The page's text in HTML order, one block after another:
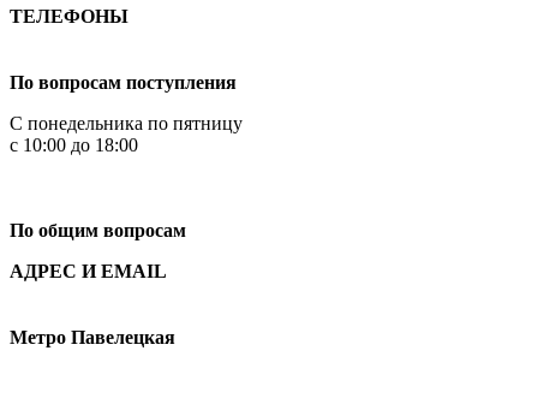
ТЕЛЕФОНЫ
По вопросам поступления
С понедельника по пятницу
с 10:00 до 18:00
По общим вопросам
АДРЕС И EMAIL
Метро Павелецкая